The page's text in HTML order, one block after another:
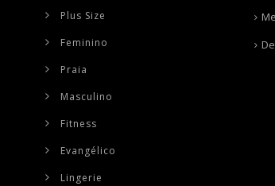
Plus Size
Feminino
Praia
Masculino
Fitness
Evangélico
Lingerie